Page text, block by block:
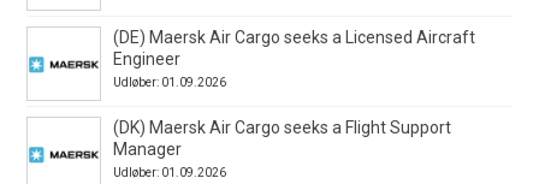
(DE) Maersk Air Cargo seeks a Licensed Aircraft
Engineer
Udløber: 01.09.2026
(DK) Maersk Air Cargo seeks a Flight Support
Manager
Udløber: 01.09.2026